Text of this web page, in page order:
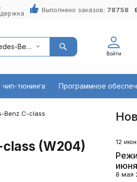
Выполнено заказов: 78758
Mercedes-Benz C-class (W204) 03.07-11.08
Войти
тюнинга Программное
Benz C-class
(W204)
12
8 мая